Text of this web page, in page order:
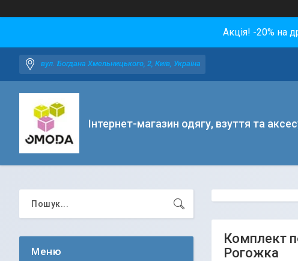
Акція! -20% на
вул. Богдана Хмельницького, 2, Київ, Україна
Інтернет-магазин одягу, взуття та
Комплект
Рогожка